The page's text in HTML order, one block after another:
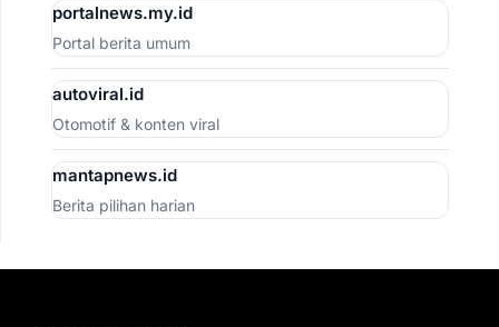
portalnews.my.id
Portal berita umum
autoviral.id
Otomotif & konten viral
mantapnews.id
Berita pilihan harian